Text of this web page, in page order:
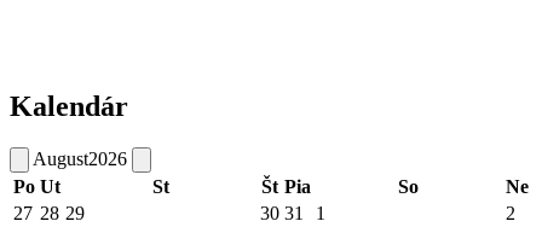
Kalendár
August2026
Po Ut St Št Pia So
Ne
27 28 29 30 31 1 2